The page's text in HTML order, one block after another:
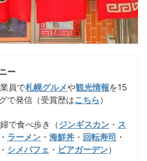
ー
員で札幌グルメや観光情報を15
で発信（受賞歴はこちら）
で食べ歩き（ジンギスカン ・ ス
・ ラーメン ・ 海鮮丼 ・ 回転寿司 ・
・ シメパフェ ・ ビアガーデン）